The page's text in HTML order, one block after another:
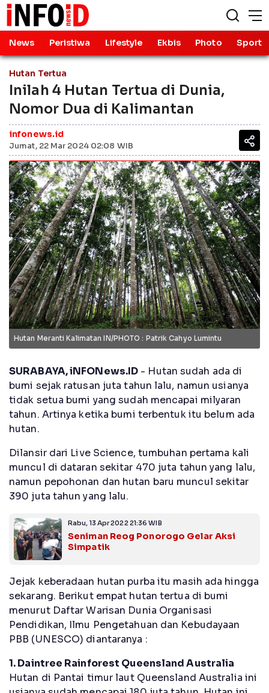
News Peristiwa Lifestyle Ekbis Photo Sport
Hutan Tertua
Inilah 4 Hutan Tertua di Dunia,
Nomor Dua di Kalimantan
infonews.id
Jumat, 22 Mar 2024 02:08 WIB
Hutan Meranti Kalimatan IN/PHOTO : Patrik Cahyo Lumintu
SURABAYA, iNFONews.ID - Hutan sudah ada di
bumi sejak ratusan juta tahun lalu, namun usianya
tidak setua bumi yang sudah mencapai milyaran
tahun. Artinya ketika bumi terbentuk itu belum ada
hutan.
Dilansir dari Live Science, tumbuhan pertama kali
muncul di dataran sekitar 470 juta tahun yang lalu,
namun pepohonan dan hutan baru muncul sekitar
390 juta tahun yang lalu.
Rabu, 13 Apr 2022 21:36 WIB
Seniman Reog Ponorogo Gelar Aksi
Simpatik
Jejak keberadaan hutan purba itu masih ada hingga
sekarang. Berikut empat hutan tertua di bumi
menurut Daftar Warisan Dunia Organisasi
Pendidikan, Ilmu Pengetahuan dan Kebudayaan
PBB (UNESCO) diantaranya :
1. Daintree Rainforest Queensland Australia
Hutan di Pantai timur laut Queensland Australia ini